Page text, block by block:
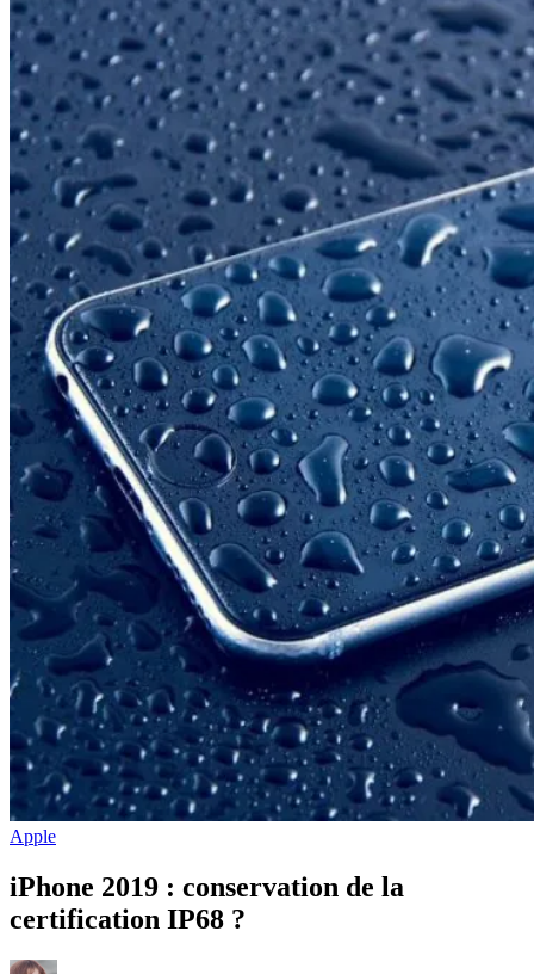
Apple
iPhone 2019 : conservation de la
certification IP68 ?